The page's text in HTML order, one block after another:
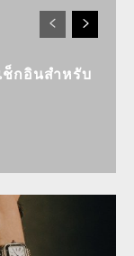
เช็กอินสำหรับ